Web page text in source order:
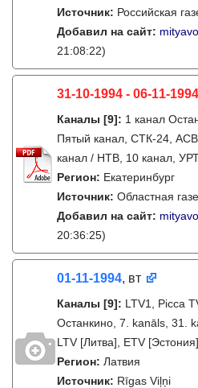
Источник: Российская
Добавил на сайт:
21:08:22)
31-10-1994 - 06-11-1994
Каналы [9]: 1 канал
Пятый канал, СТК-24,
канал / НТВ, 10 канал,
Регион: Екатеринбург
Источник: Областная
Добавил на сайт:
20:36:25)
01-11-1994, вт
Каналы [9]: LTV1, Picca
Останкино, 7. kanāls, 31.
LTV [Литва], ETV [Эстония]
Регион: Латвия
Источник: Rīgas Viļņi